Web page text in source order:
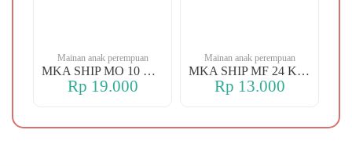
Mainan anak perempuan
MKA SHIP MO 10 CHERRY
Rp 19.000
Mainan anak perempuan
MKA SHIP MF 24 KERANJANG
Rp 13.000